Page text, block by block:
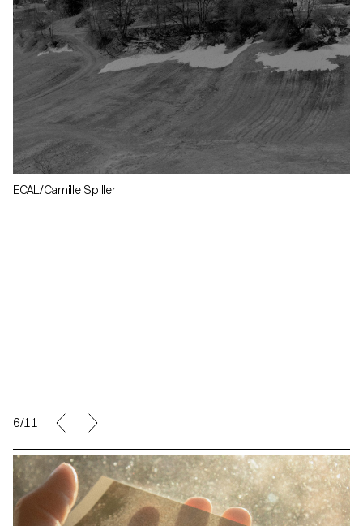
ECAL/Camille Spiller
6/11